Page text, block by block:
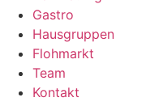
Gastro
Hausgruppen
Flohmarkt
Team
Kontakt